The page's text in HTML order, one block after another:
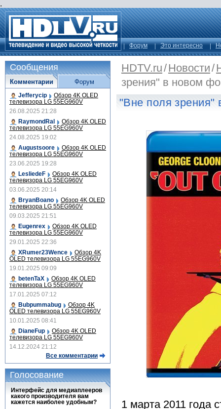
.
Форум Это интересно
HDTV.ru/Новости/
зрения" в новом
"Вне поля зрения"
1 марта 2011 года
Сообщения
Комментарии
Jefferycip Обзор 4K OLED
телевизора LG 55EG960V
26.08.2025 21:28
RaymondRal
Обзор 4K OLED
телевизора LG 55EG960V
24.08.2025 19:02
Augustsoore
Обзор 4K OLED
телевизора LG 55EG960V
23.06.2025 19:28
LesliedeF
Обзор 4K OLED
телевизора LG 55EG960V
03.06.2025 20:14
BryanBoano
Обзор 4K OLED
телевизора LG 55EG960V
09.03.2025 21:51
Eugenrex
Обзор 4K OLED
телевизора LG 55EG960V
29.01.2025 22:36
XRumer23Wence
Обзор 4K
OLED телевизора LG 55EG960V
19.01.2025 09:09
betenTaX
Обзор 4K OLED
телевизора LG 55EG960V
17.01.2025 07:12
Bubpummabug
Обзор 4K
OLED телевизора LG 55EG960V
10.01.2025 08:41
DianeFup
Обзор 4K OLED
телевизора LG 55EG960V
14.12.2024 21:12
Все комментарии
Форум
Голосование
Интерфейс для медиаплееров
какого производителя вам
кажется наиболее удобным?